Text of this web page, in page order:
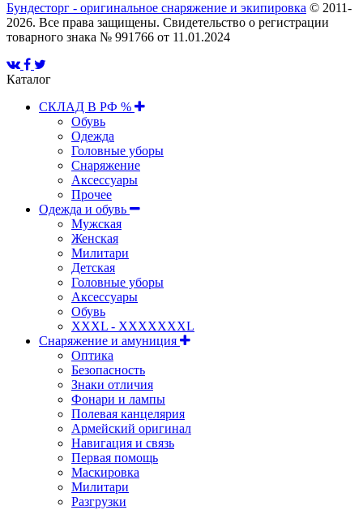
Бундесторг - оригинальное снаряжение и экипировка © 2011-
2026. Все права защищены. Свидетельство о регистрации
товарного знака № 991766 от 11.01.2024
Каталог
СКЛАД В РФ %
Обувь
Одежда
Головные уборы
Снаряжение
Аксессуары
Прочее
Одежда и обувь
Мужская
Женская
Милитари
Детская
Головные уборы
Аксессуары
Обувь
XXXL - XXXXXXXL
Снаряжение и амуниция
Оптика
Безопасность
Знаки отличия
Фонари и лампы
Полевая канцелярия
Армейский оригинал
Навигация и связь
Первая помощь
Маскировка
Милитари
Разгрузки